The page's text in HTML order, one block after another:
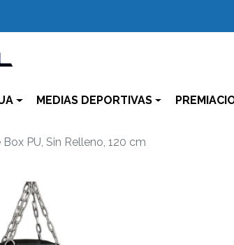
MEDIAS DEPORTIVAS
PU, Sin Relleno, 120 cm